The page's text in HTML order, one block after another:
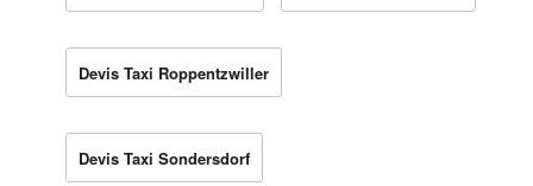
Devis Taxi Roppentzwiller
Devis Taxi Sondersdorf